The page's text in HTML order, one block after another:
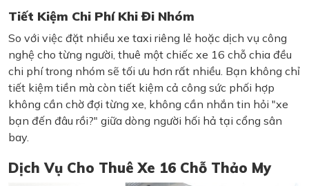
Tiết Kiệm Chi Phí Khi Đi Nhóm
So với việc đặt nhiều xe taxi riêng lẻ hoặc dịch vụ công
nghệ cho từng người, thuê một chiếc xe 16 chỗ chia đều
chi phí trong nhóm sẽ tối ưu hơn rất nhiều. Bạn không chỉ
tiết kiệm tiền mà còn tiết kiệm cả công sức phối hợp
không cần chờ đợi từng xe, không cần nhắn tin hỏi "xe
bạn đến đâu rồi?" giữa dòng người hối hả tại cổng sân
bay.
Dịch Vụ Cho Thuê Xe 16 Chỗ Thảo My